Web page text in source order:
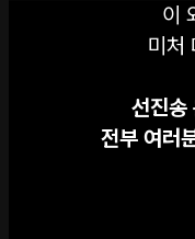
이
미처
선진송
전부 여러